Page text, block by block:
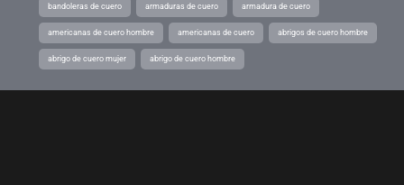
bandoleras de cuero armaduras de cuero armadura de cuero
americanas de cuero hombre americanas de cuero abrigos de cuero hombre
abrigo de cuero mujer abrigo de cuero hombre